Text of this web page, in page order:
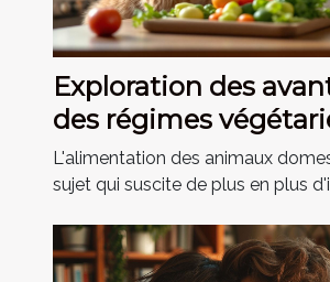
Exploration des
des régimes
les animaux
L'alimentation des animaux
sujet qui suscite de plus en plus